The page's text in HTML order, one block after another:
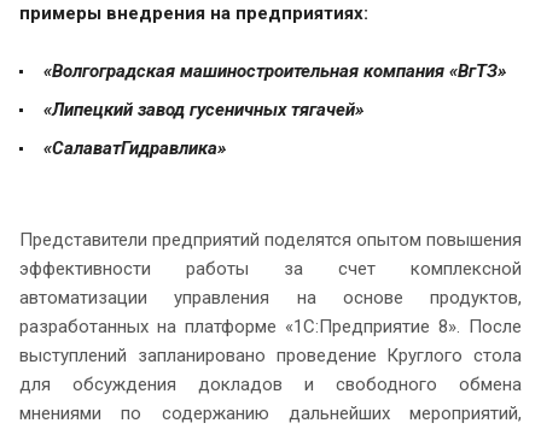
примеры внедрения на предприятиях:
«Волгоградская машиностроительная компания «ВгТЗ»
«Липецкий завод гусеничных тягачей»
«СалаватГидравлика»
Представители предприятий поделятся опытом повышения
эффективности работы за счет комплексной
автоматизации управления на основе продуктов,
разработанных на платформе «1С:Предприятие 8». После
выступлений запланировано проведение Круглого стола
для обсуждения докладов и свободного обмена
мнениями по содержанию дальнейших мероприятий,